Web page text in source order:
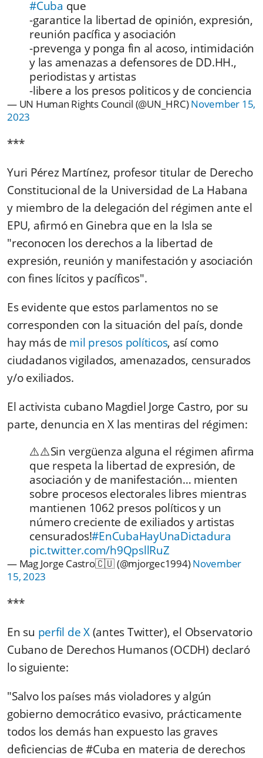
#Cuba que
-garantice la libertad de opinión, expresión,
reunión pacífica y asociación
-prevenga y ponga fin al acoso, intimidación
y las amenazas a defensores de DD.HH.,
periodistas y artistas
-libere a los presos politicos y de conciencia
— UN Human Rights Council (@UN_HRC)November 15,
2023
***
Yuri Pérez Martínez, profesor titular de Derecho
Constitucional de la Universidad de La Habana
y miembro de la delegación del régimen ante el
EPU, afirmó en Ginebra que en la Isla se
"reconocen los derechos a la libertad de
expresión, reunión y manifestación y asociación
con fines lícitos y pacíficos".
Es evidente que estos parlamentos no se
corresponden con la situación del país, donde
hay más de mil presos políticos, así como
ciudadanos vigilados, amenazados, censurados
y/o exiliados.
El activista cubano Magdiel Jorge Castro, por su
parte, denuncia en X las mentiras del régimen:
⚠️⚠️Sin vergüenza alguna el régimen afirma
que respeta la libertad de expresión, de
asociación y de manifestación… mienten
sobre procesos electorales libres mientras
mantienen 1062 presos políticos y un
número creciente de exiliados y artistas
censurados!#EnCubaHayUnaDictadura
pic.twitter.com/h9QpsllRuZ
— Mag Jorge Castro🇨🇺 (@mjorgec1994)November
15, 2023
***
En su perfil de X(antes Twitter), el Observatorio
Cubano de Derechos Humanos (OCDH) declaró
lo siguiente:
"Salvo los países más violadores y algún
gobierno democrático evasivo, prácticamente
todos los demás han expuesto las graves
deficiencias de #Cuba en materia de derechos